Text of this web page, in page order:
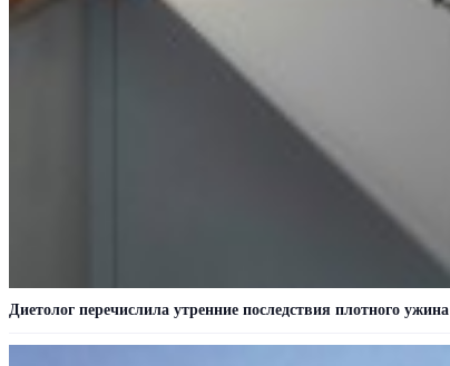
Диетолог перечислила утренние последствия плотного ужина